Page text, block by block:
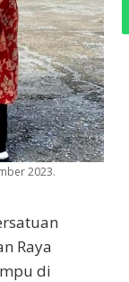
2023.
Raya
di